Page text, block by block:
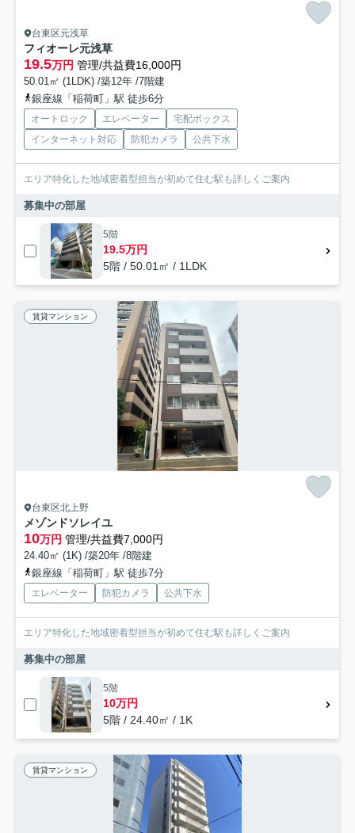
台東区元浅草
フィオーレ元浅草
19.5万円 管理/共益費16,000円
50.01㎡ (1LDK) /築12年 /7階建
銀座線「稲荷町」駅 徒歩6分
オートロック エレベーター
宅配ボックス
インターネット対応
防犯カメラ 公共下水
エリア特化した地域密着型担当が初めて住む駅も詳しくご案内
募集中の部屋
5階
19.5万円
5階 / 50.01㎡ / 1LDK
賃貸マンション
台東区北上野
メゾンドソレイユ
10万円 管理/共益費7,000円
24.40㎡ (1K) /築20年 /8階建
銀座線「稲荷町」駅 徒歩7分
エレベーター 防犯カメラ 公共下水
エリア特化した地域密着型担当が初めて住む駅も詳しくご案内
募集中の部屋
5階
10万円
5階 / 24.40㎡ / 1K
賃貸マンション